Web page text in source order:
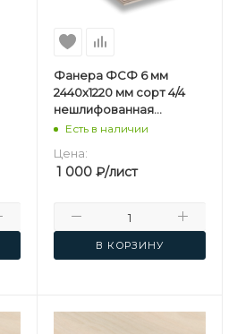
Фанера ФСФ 6 мм
2440х1220 мм сорт 4/4
нешлифованная
березовая
Есть в наличии
Цена:
1 000₽/лист
В КОРЗИНУ